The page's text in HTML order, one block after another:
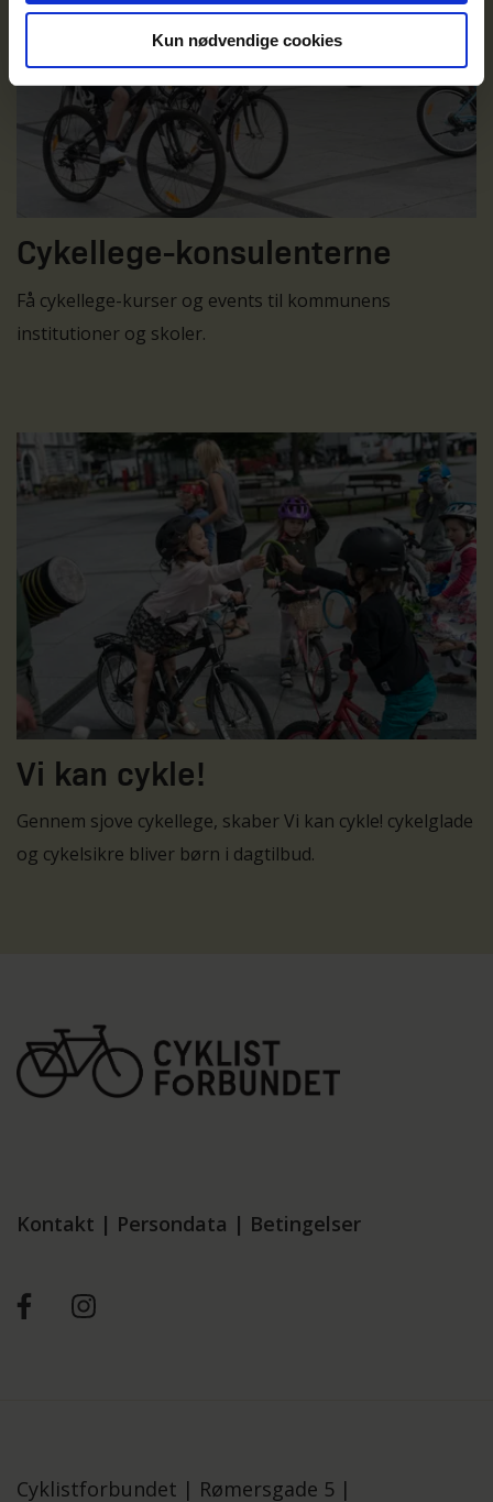
Kun nødvendige cookies
Cykellege-konsulenterne
Få cykellege-kurser og events til kommunens
institutioner og skoler.
Vi kan cykle!
Gennem sjove cykellege, skaber Vi kan cykle! cykelglade
og cykelsikre bliver børn i dagtilbud.
Kontakt | Persondata | Betingelser
Cyklistforbundet | Rømersgade 5 |